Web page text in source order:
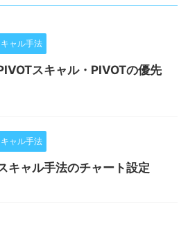
ャル手法
スキャル・PIVOTの優先
ャル手法
キャル手法のチャート設定